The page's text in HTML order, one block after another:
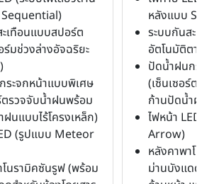
เทือนแบบสปอร์ต
มช่วงล่างอัจฉริยะ
ระจกหน้าแบบพิเศษ
ตรวจจับน้ำฝนพร้อม
นแบบไร้โครงเหล็ก)
(รูปแบบ Meteor
นรามิคซันรูฟ (พร้อม
หลังแบบ
ระบบกันสะเทื
อัตโนมัติตามค
ปัดน้ำฝนกระจ
(เซ็นเซอร์ตรว
ก้านปัดน้ำฝนแ
ไฟหน้า LED (
Arrow)
หลังคาพาโนร
ม่านบังแดดสำ